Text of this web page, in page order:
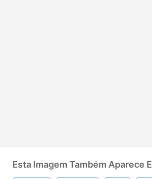
Esta Imagem Também Aparece